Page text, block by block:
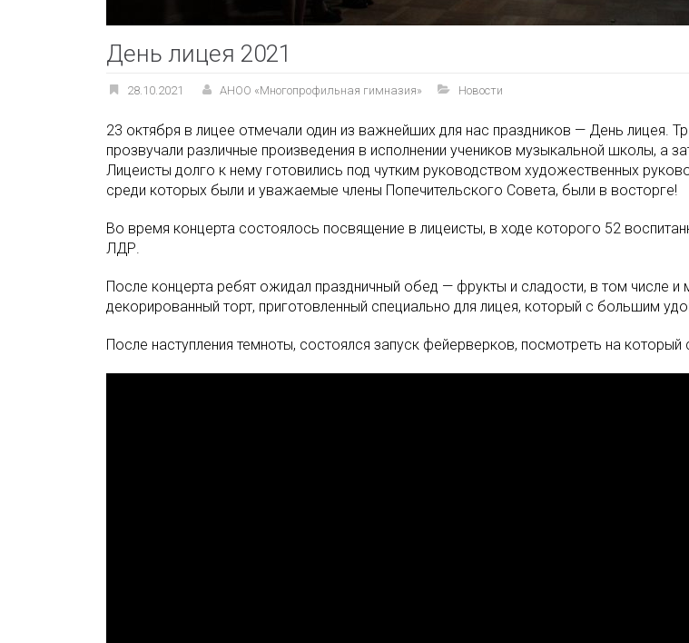
День лицея 2021
28.10.2021 АНОО «Многопрофильная гимназия» Новости
23 октября в лицее отмечали один из важнейших для нас праздников — День лицея.
прозвучали различные произведения в исполнении учеников музыкальной школы, а
Лицеисты долго к нему готовились под чутким руководством художественных
среди которых были и уважаемые члены Попечительского Совета, были в восторге!
Во время концерта состоялось посвящение в лицеисты, в ходе которого 52
ЛДР.
После концерта ребят ожидал праздничный обед — фрукты и сладости, в том числе
декорированный торт, приготовленный специально для лицея, который с большим
После наступления темноты, состоялся запуск фейерверков, посмотреть на